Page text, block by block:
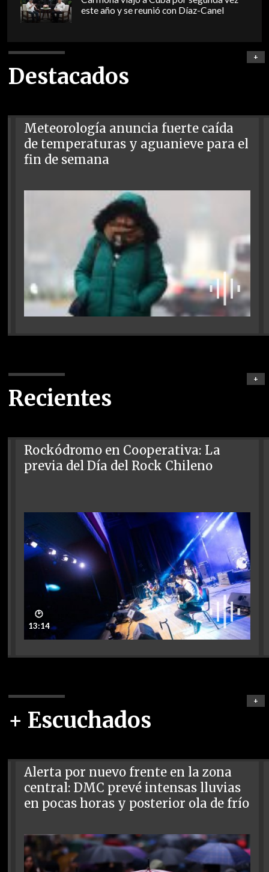
este año y se reunió con Díaz-Canel
Destacados
+
Meteorología anuncia fuerte caída
de temperaturas y aguanieve para el
fin de semana
Recientes
+
Rockódromo en Cooperativa: La
previa del Día del Rock Chileno
🕑
13:14
+ Escuchados
+
Alerta por nuevo frente en la zona
central: DMC prevé intensas lluvias
en pocas horas y posterior ola de frío